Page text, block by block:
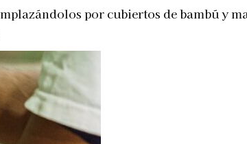
por cubiertos de bambú y